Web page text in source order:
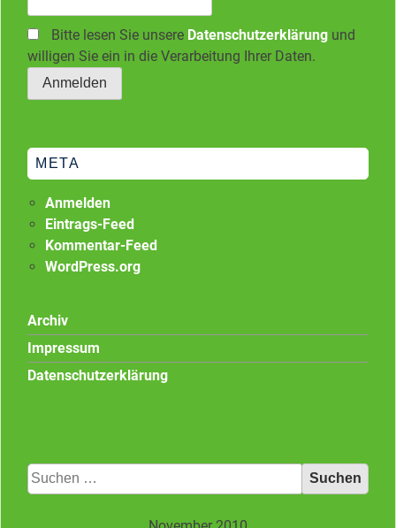
Bitte lesen Sie unsere Datenschutzerklärung und
willigen Sie ein in die Verarbeitung Ihrer Daten.
META
Anmelden
Eintrags-Feed
Kommentar-Feed
WordPress.org
Archiv
Impressum
Datenschutzerklärung
Suchen
nach: